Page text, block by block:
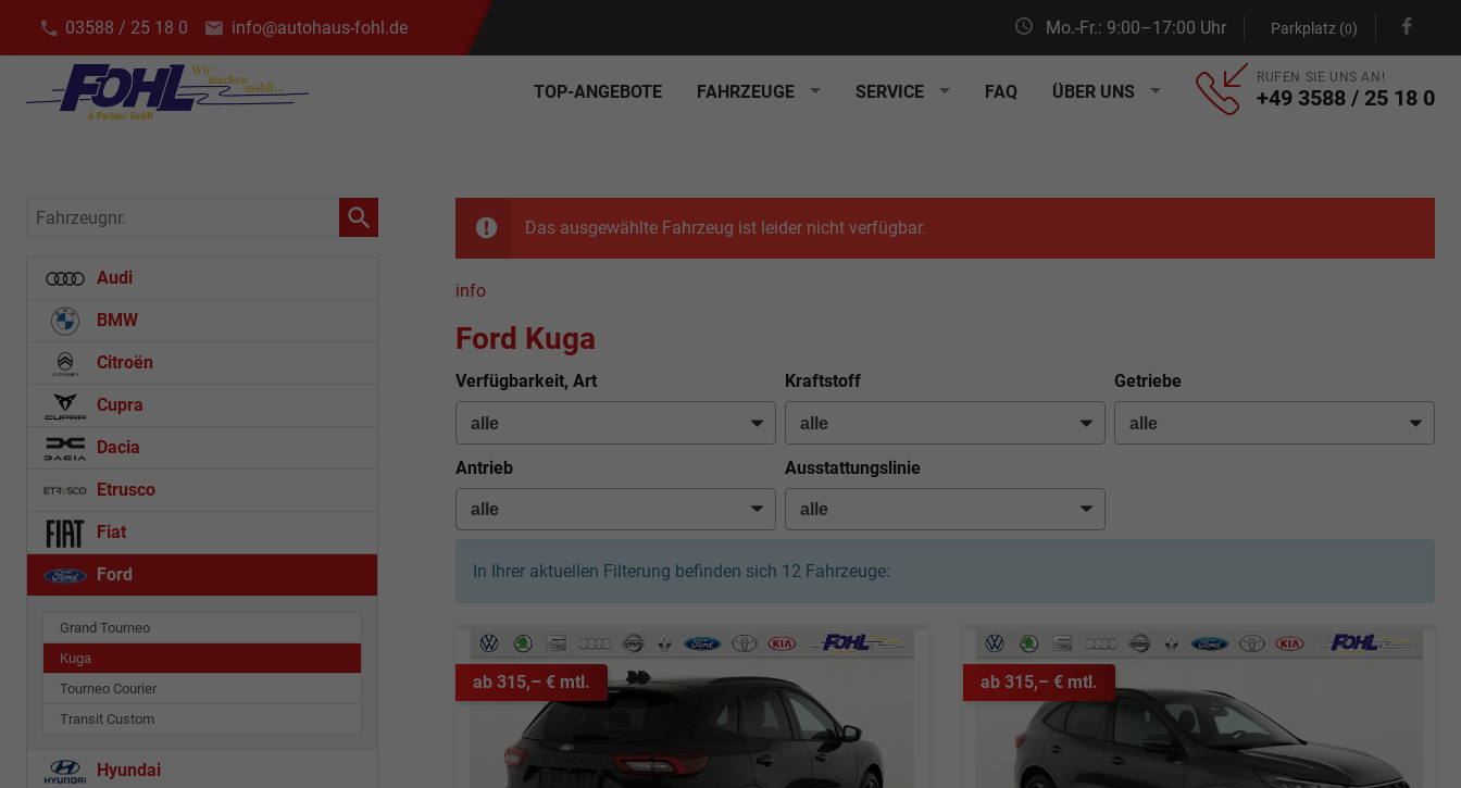
03588 / 25 18 0 info@autohaus-fohl.de Mo.-Fr.: 9:00–17:00 Uhr Parkplatz (0)
TOP-ANGEBOTE FAHRZEUGE SERVICE FAQ ÜBER UNS
RUFEN SIE UNS AN!
+49 3588 / 25 18 0
Das ausgewählte Fahrzeug ist leider nicht verfügbar.
info
Ford Kuga
Verfügbarkeit, Art Kraftstoff Getriebe
Antrieb Ausstattungslinie
In Ihrer aktuellen Filterung befinden sich 12 Fahrzeuge:
ab 315,– € mtl. ab 315,– € mtl.
Fahrzeugnr.
Audi
BMW
Citroën
Cupra
Dacia
Etrusco
Fiat
Ford
Grand Tourneo
Kuga
Tourneo Courier
Transit Custom
Hyundai